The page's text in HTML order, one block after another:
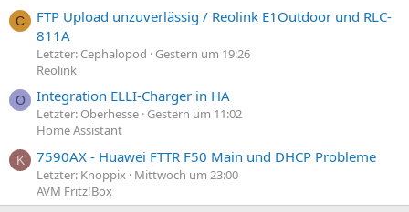
C
FTP Upload unzuverlässig / Reolink E1Outdoor und RLC-
811A
Letzter: Cephalopod
Gestern um 19:26
Reolink
O Integration ELLI-Charger in HA
Letzter: Oberhesse Gestern um 11:02
Home Assistant
K 7590AX - Huawei FTTR F50 Main und DHCP Probleme
Letzter: Knoppix
Mittwoch um 23:00
AVM Fritz!Box